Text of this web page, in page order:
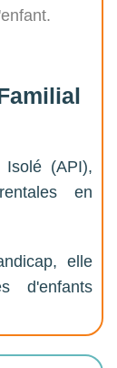
Isolé (API),
en
elle
d'enfants